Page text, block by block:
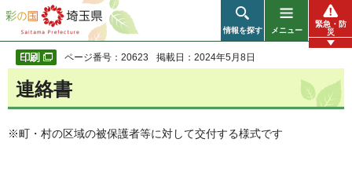
彩の国 埼玉県
情報を探す メニュー
緊急・防
災
ページ番号：20623 掲載日：2024年5月8日
連絡書
※町・村の区域の被保護者等に対して交付する様式です